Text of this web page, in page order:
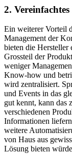
2.
Ein weiterer Vorteil
Management der
bieten die Hersteller
Grossteil der
weniger
Know-how und
wird zentralisiert.
und Events in das
gut kennt, kann das
verschiedenen
Informationen
weitere
von Haus aus
Lösung bieten